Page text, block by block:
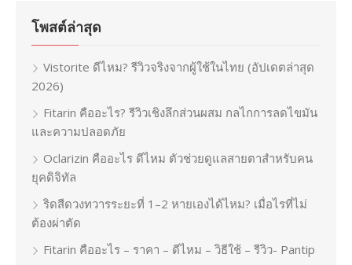
โพสต์ล่าสุด
Vistorite ดีไหม? รีวิวจริงจากผู้ใช้ในไทย (อัปเดตล่าสุด
2026)
Fitarin คืออะไร? รีวิวเชิงลึกส่วนผสม กลไกการลดไขมัน
และความปลอดภัย
Oclarizin คืออะไร ดีไหม ตัวช่วยดูแลสายตาสำหรับคน
ยุคดิจิทัล
ริดสีดวงทวารระยะที่ 1–2 หายเองได้ไหม? เมื่อไรที่ไม่
ต้องผ่าตัด
Fitarin คืออะไร – ราคา – ดีไหม – วิธีใช้ – รีวิว- Pantip